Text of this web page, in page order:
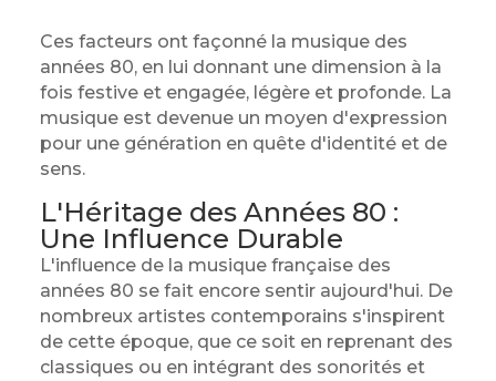
Ces facteurs ont façonné la musique des
années 80, en lui donnant une dimension à la
fois festive et engagée, légère et profonde. La
musique est devenue un moyen d'expression
pour une génération en quête d'identité et de
sens.
L'Héritage des Années 80 :
Une Influence Durable
L'influence de la musique française des
années 80 se fait encore sentir aujourd'hui. De
nombreux artistes contemporains s'inspirent
de cette époque, que ce soit en reprenant des
classiques ou en intégrant des sonorités et